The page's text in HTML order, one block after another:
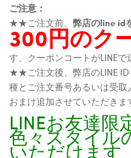
ご注意：
★★ご注文前、 弊店のline id
300円のク
す、クーポンコートがLINEで
★★ご注文後、弊店のLINE
種とご注文番号あるいは受
おまけ追加させていただきま
LINEお友達限
色々スタイル
いただけます